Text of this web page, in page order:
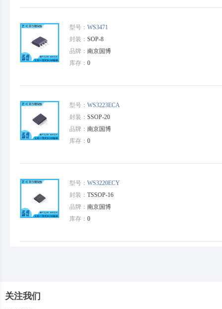
型号： WS3471
封装： SOP-8
品牌： 南京国博
库存： 0
型号： WS3223ECA
封装： SSOP-20
品牌： 南京国博
库存： 0
型号： WS3220ECY
封装： TSSOP-16
品牌： 南京国博
库存： 0
关注我们